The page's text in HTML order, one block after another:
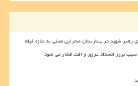
بروز انسداد عروق و افت فشار می شود